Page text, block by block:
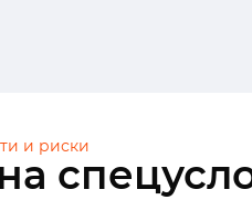
и риски